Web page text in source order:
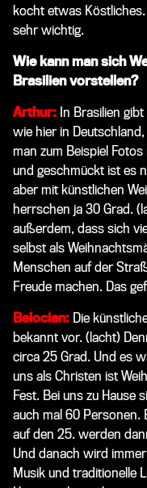
kocht etwas
sehr wichtig.
Wie kann man sich
Brasilien vorstellen?
Arthur: In Brasilien
wie hier in
man zum Beispiel
und geschmückt ist es
aber mit künstlichen
herrschen ja 30 Grad.
außerdem, dass sich
selbst als
Menschen auf der
Freude machen. Das
Belocian: Die
bekannt vor. (lacht)
circa 25 Grad. Und es
uns als Christen ist
Fest. Bei uns zu
auch mal 60 Personen.
auf den 25. werden
Und danach wird
Musik und traditionelle